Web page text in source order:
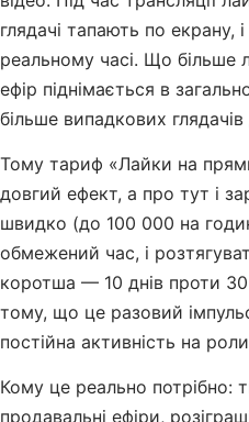
глядачі тапають по екрану,
реальному часі. Що більше
ефір піднімається в
більше випадкових глядачів
Тому тариф «Лайки на
довгий ефект, а про тут і
швидко (до 100 000 на
обмежений час, і
коротша — 10 днів проти
тому, що це разовий
постійна активність на
Кому це реально потрібно:
продавальні ефіри,